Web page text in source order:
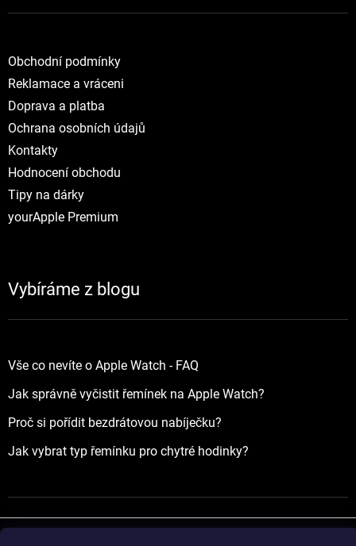
Obchodní podmínky
Reklamace a vráceni
Doprava a platba
Ochrana osobních údajů
Kontakty
Hodnocení obchodu
Tipy na dárky
yourApple Premium
Vybíráme z blogu
Vše co nevíte o Apple Watch - FAQ
Jak správně vyčistit řemínek na Apple Watch?
Proč si pořídit bezdrátovou nabíječku?
Jak vybrat typ řemínku pro chytré hodinky?